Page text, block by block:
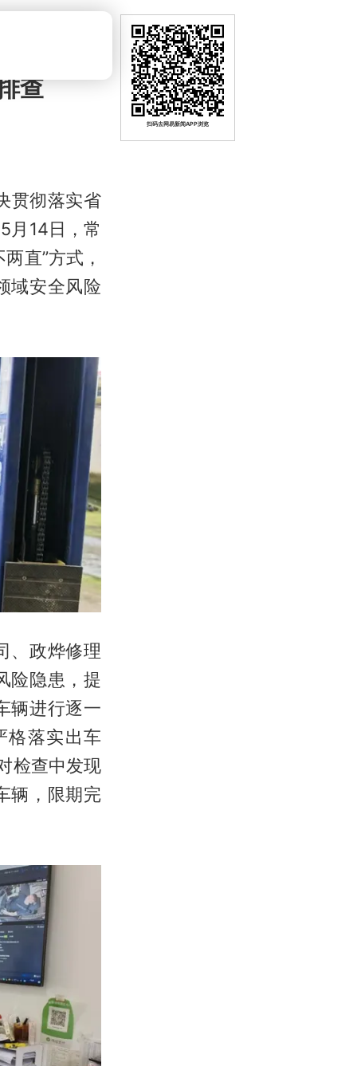
查
贯彻落实省
月14日，常
直”方式，
域安全风险
、政烨修理
险隐患，提
辆进行逐一
格落实出车
检查中发现
辆，限期完
扫码去网易新闻APP浏览